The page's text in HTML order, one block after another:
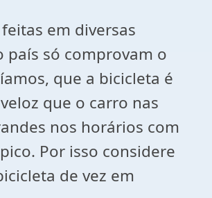
em diversas
país só comprovam o
que a bicicleta é
que o carro nas
nos horários com
Por isso considere
de vez em